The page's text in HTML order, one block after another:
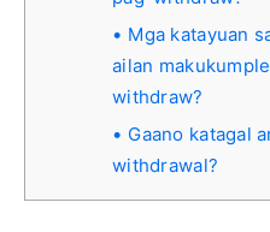
Mga katayuan
ailan
withdraw?
Gaano katagal
withdrawal?